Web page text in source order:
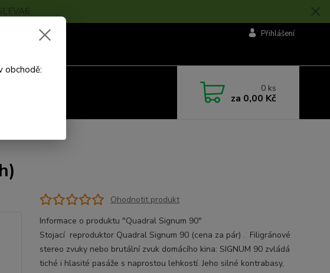
Přihlášení
0 ks
za 0,00 Kč
Ohodnotit produkt
Informace o produktu "Quadral Signum 90"
Stojací reproduktor Quadral Signum 90 (cena za pár) . Filigránové
stereo zvuky nebo brutální zvuk domácího kina: SIGNUM 90 zvládá
tiché i hlasité pasáže s naprostou lehkostí. Jeho silné kontrabasy,
obchodě: